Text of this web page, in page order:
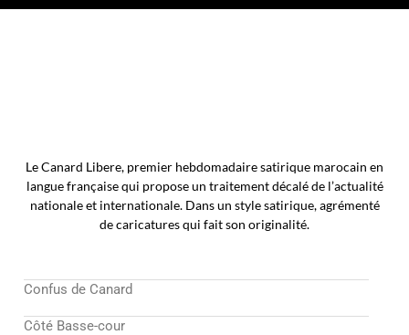
Le Canard Libere, premier hebdomadaire satirique marocain en
langue française qui propose un traitement décalé de l’actualité
nationale et internationale. Dans un style satirique, agrémenté
de caricatures qui fait son originalité.
Confus de Canard
Côté Basse-cour